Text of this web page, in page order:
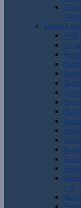
Единый
НПА
с.п.